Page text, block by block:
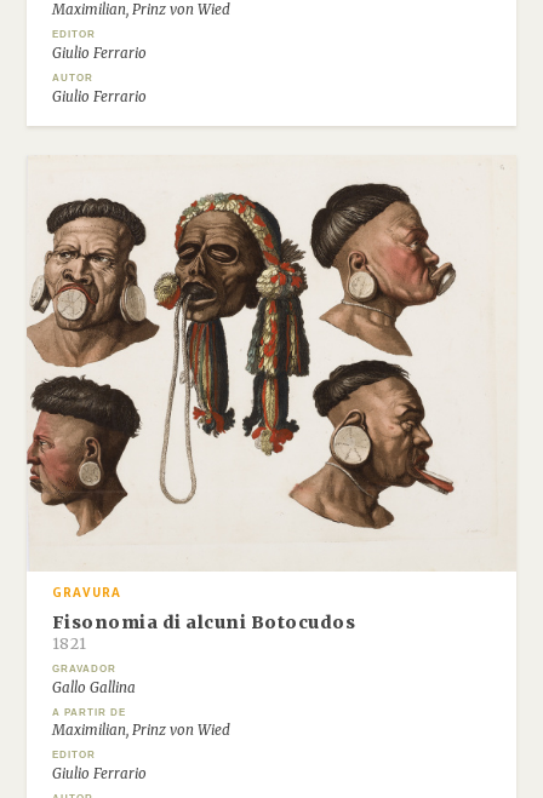
Maximilian, Prinz von Wied
EDITOR
Giulio Ferrario
AUTOR
Giulio Ferrario
GRAVURA
Fisonomia di alcuni Botocudos
1821
GRAVADOR
Gallo Gallina
A PARTIR DE
Maximilian, Prinz von Wied
EDITOR
Giulio Ferrario